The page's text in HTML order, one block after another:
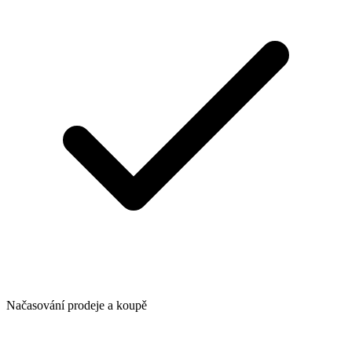
Načasování prodeje a koupě